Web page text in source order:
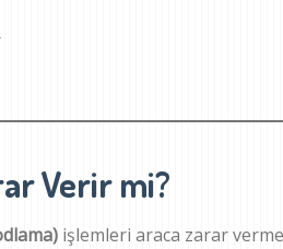
Verir mi?
işlemleri araca zarar